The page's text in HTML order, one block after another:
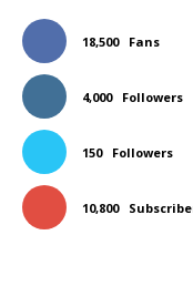
18,500 Fans
4,000 Followers
150 Followers
10,800